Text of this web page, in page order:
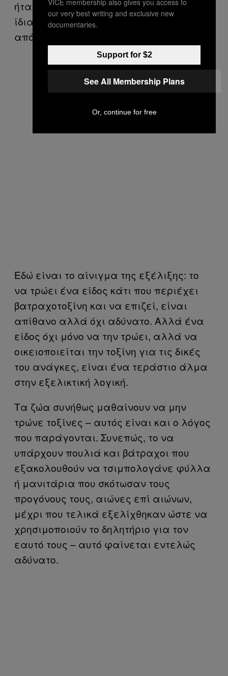
ήταν πιθανό εάν δεν την παρήγαγαν τα
ίδια. Ίσως και τα δύο είδη τη δανείζονταν
από κάπου αλλού.
Εδώ είναι το αίνιγμα της εξέλιξης: το
να τρώει ένα είδος κάτι που περιέχει
βατραχοτοξίνη και να επιζεί, είναι
απίθανο αλλά όχι αδύνατο. Αλλά ένα
είδος όχι μόνο να την τρώει, αλλά να
οικειοποιείται την τοξίνη για τις δικές
του ανάγκες, είναι ένα τεράστιο άλμα
στην εξελικτική λογική.
Τα ζώα συνήθως μαθαίνουν να μην
τρώνε τοξίνες – αυτός είναι και ο λόγος
που παράγονται. Συνεπώς, το να
υπάρχουν πουλιά και βάτραχοι που
εξακολουθούν να τσιμπολογάνε φύλλα
ή μανιτάρια που σκότωσαν τους
προγόνους τους, αιώνες επί αιώνων,
μέχρι που τελικά εξελίχθηκαν ώστε να
χρησιμοποιούν το δηλητήριο για τον
εαυτό τους – αυτό φαίνεται εντελώς
αδύνατο.
our very best writing and exclusive new
documentaries.
Support for $2
See All Membership Plans
Or, continue for free